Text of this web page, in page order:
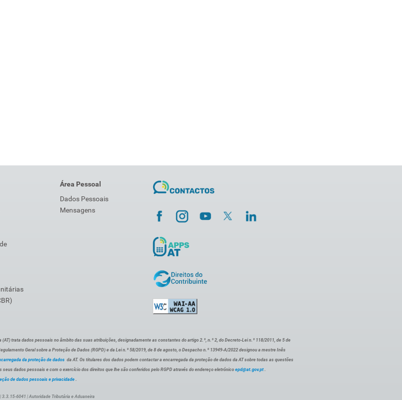
Área Pessoal
Dados Pessoais
Mensagens
(AT) trata dados pessoais no âmbito das suas atribuições, designadamente as constantes do artigo 2.º, n.º 2, do Decreto-Lei n.º 118/2011, de 5 de
Geral sobre a Proteção de Dados (RGPD) e da Lei n.º 58/2019, de 8 de agosto, o Despacho n.º 13949-A/2022 designou a mestre Inês
da proteção de dados da AT. Os titulares dos dados podem contactar a encarregada da proteção de dados da AT sobre todas as questões
dados pessoais e com o exercício dos direitos que lhe são conferidos pelo RGPD através do endereço eletrónico epd@at.gov.pt .
de dados pessoais e privacidade .
6041 | Autoridade Tributária e Aduaneira